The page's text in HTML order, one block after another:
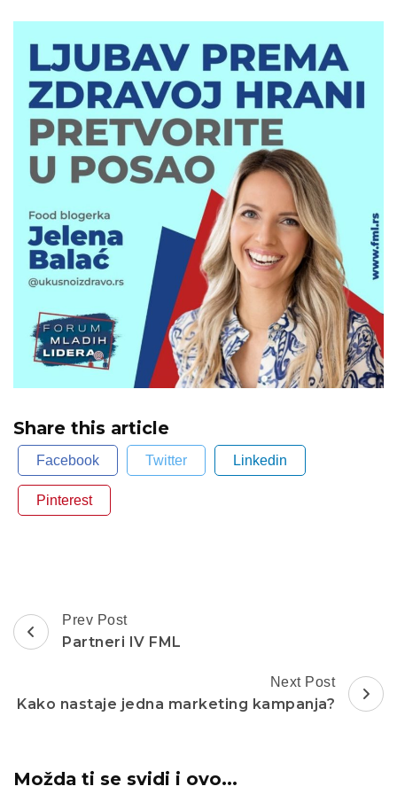
Share this article
Facebook Twitter Linkedin
Pinterest
Post
Navigation
Prev Post
Partneri IV FML
Next Post
Kako nastaje jedna marketing kampanja?
Možda ti se svidi i ovo...